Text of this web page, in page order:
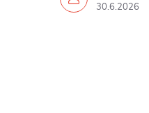
30.6.2026